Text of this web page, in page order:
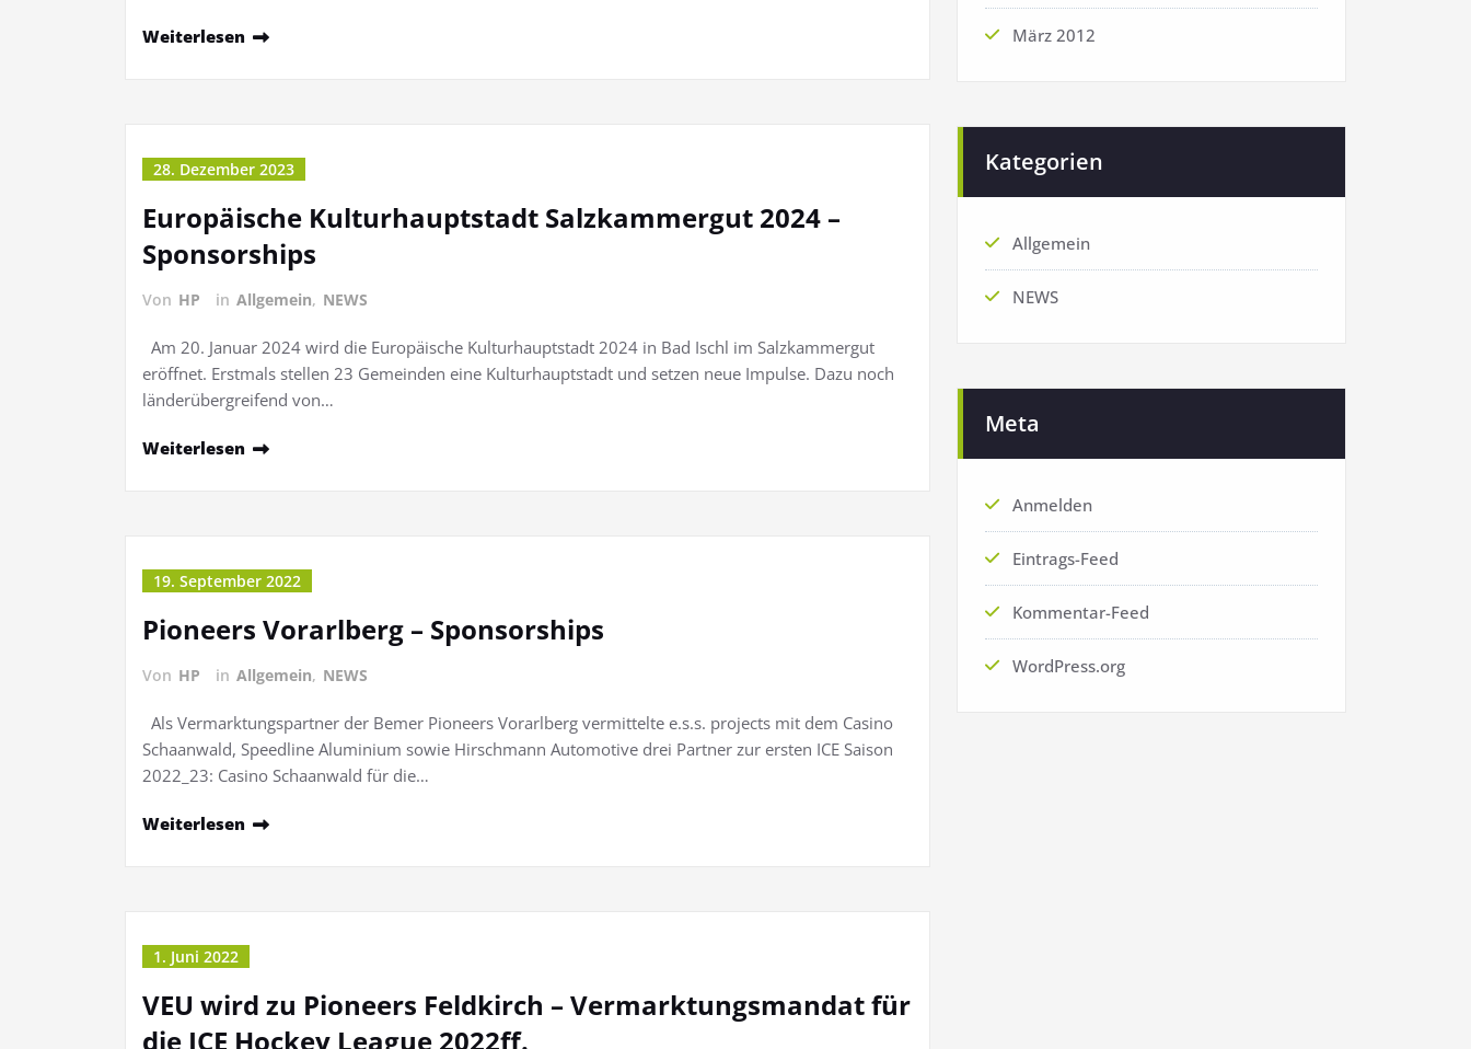
Weiterlesen
28. Dezember 2023
Europäische Kulturhauptstadt Salzkammergut 2024 –
Sponsorships
Von HP in Allgemein, NEWS
Am 20. Januar 2024 wird die Europäische Kulturhauptstadt 2024 in Bad Ischl im Salzkammergut
eröffnet. Erstmals stellen 23 Gemeinden eine Kulturhauptstadt und setzen neue Impulse. Dazu noch
länderübergreifend von…
Weiterlesen
19. September 2022
Pioneers Vorarlberg – Sponsorships
Von HP in Allgemein, NEWS
Als Vermarktungspartner der Bemer Pioneers Vorarlberg vermittelte e.s.s. projects mit dem Casino
Schaanwald, Speedline Aluminium sowie Hirschmann Automotive drei Partner zur ersten ICE Saison
2022_23: Casino Schaanwald für die…
Weiterlesen
1. Juni 2022
VEU wird zu Pioneers Feldkirch – Vermarktungsmandat für
die ICE Hockey League 2022ff.
März 2012
Kategorien
Allgemein
NEWS
Meta
Anmelden
Eintrags-Feed
Kommentar-Feed
WordPress.org